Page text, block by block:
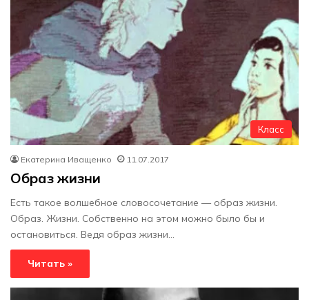
Класс
Екатерина Иващенко 11.07.2017
Образ жизни
Есть такое волшебное словосочетание — образ жизни.
Образ. Жизни. Собственно на этом можно было бы и
остановиться. Ведя образ жизни…
Читать »